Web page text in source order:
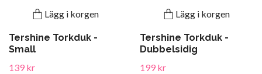
Lägg i korgen
Tershine Torkduk -
Small
139 kr
Lägg i korgen
Tershine Torkduk -
Dubbelsidig
199 kr